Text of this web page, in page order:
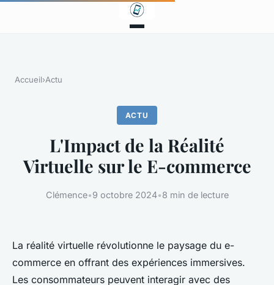
Accueil›Actu
ACTU
L'Impact de la Réalité
Virtuelle sur le E-commerce
Clémence•9 octobre 2024•8 min de lecture
La réalité virtuelle révolutionne le paysage du e-
commerce en offrant des expériences immersives.
Les consommateurs peuvent interagir avec des